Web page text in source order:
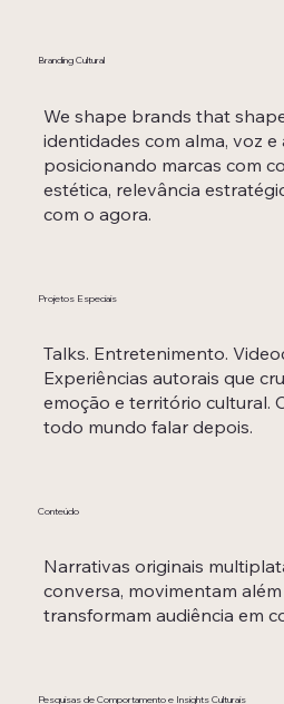
Branding Cultural
We shape brands that
identidades com alma, voz e
posicionando marcas com
estética, relevância
com o agora.
Projetos Especiais
Talks. Entretenimento.
Experiências autorais que
emoção e território cultural.
todo mundo falar depois.
Conteúdo
Narrativas originais
conversa, movimentam
transformam audiência em
Pesquisas de Comportamento e Insights Culturais